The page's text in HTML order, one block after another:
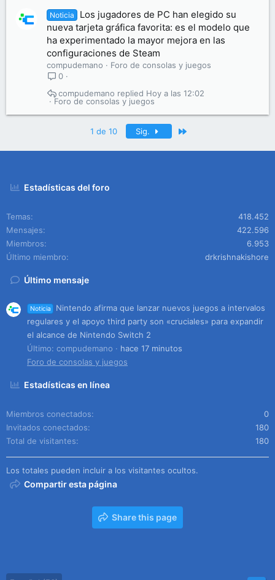
Noticia
Los jugadores de PC han elegido su
nueva tarjeta gráfica favorita: es el modelo que
ha experimentado la mayor mejora en las
configuraciones de Steam
compudemano
Foro de consolas y juegos
0
Foro de consolas y juegos
Hoy a las 12:02
compudemano
1 de 10 Sig.
Estadísticas del foro
Temas
418.452
Mensajes
422.596
Miembros
6.953
Último miembro
drkrishnakishore
Último mensaje
Noticia
Nintendo afirma que lanzar nuevos juegos a intervalos
regulares y el apoyo third party son «cruciales» para expandir
el alcance de Nintendo Switch 2
Último: compudemano
hace 17 minutos
Foro de consolas y juegos
Estadísticas en línea
Miembros conectados
0
Invitados conectados
180
Total de visitantes
180
Los totales pueden incluir a los visitantes ocultos.
Compartir esta página
Share this page